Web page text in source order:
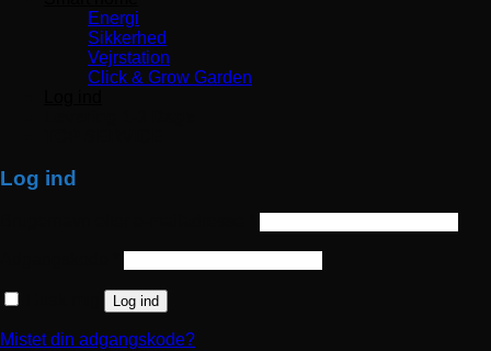
Energi
Sikkerhed
Vejrstation
Click & Grow Garden
Log ind
Log ind
Mistet din adgangskode?